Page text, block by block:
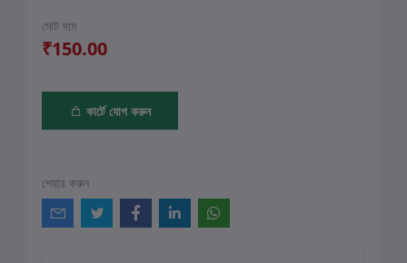
মোট দাম
₹150.00
কার্টে যোগ করুন
শেয়ার করুন